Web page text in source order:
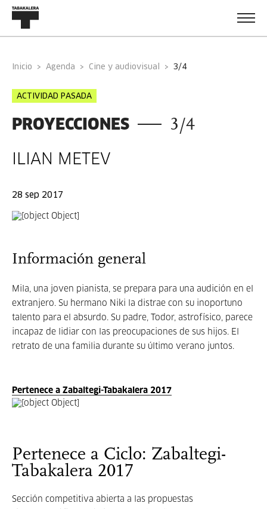
Inicio Agenda Cine y audiovisual 3/4
ACTIVIDAD PASADA
PROYECCIONES 3/4
ILIAN METEV
28 sep 2017
Información general
Mila, una joven pianista, se prepara para una audición en el
extranjero. Su hermano Niki la distrae con su inoportuno
talento para el absurdo. Su padre, Todor, astrofísico, parece
incapaz de lidiar con las preocupaciones de sus hijos. El
retrato de una familia durante su último verano juntos.
Pertenece a Zabaltegi-Tabakalera 2017
Pertenece a Ciclo: Zabaltegi-
Tabakalera 2017
Sección competitiva abierta a las propuestas